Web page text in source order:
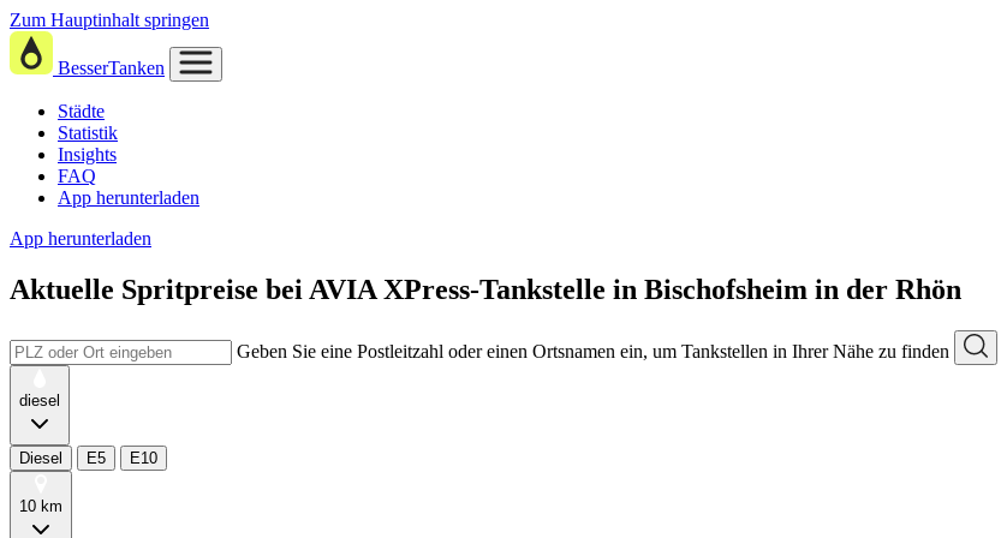
Zum Hauptinhalt springen
BesserTanken
Städte
Statistik
Insights
FAQ
App herunterladen
App herunterladen
Aktuelle Spritpreise bei AVIA XPress-Tankstelle in Bischofsheim in der Rhön
Geben Sie eine Postleitzahl oder einen Ortsnamen ein, um Tankstellen in Ihrer Nähe zu finden
diesel
Diesel E5 E10
10 km